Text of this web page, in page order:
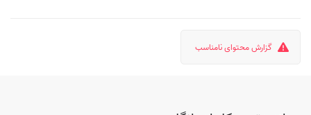
گزارش محتوای نامناسب